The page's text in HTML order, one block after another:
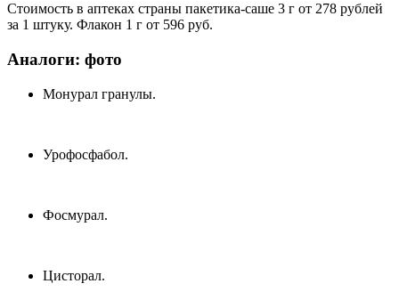
Стоимость в аптеках страны пакетика-саше 3 г от 278 рублей
за 1 штуку. Флакон 1 г от 596 руб.
Аналоги: фото
Монурал гранулы.
Урофосфабол.
Фосмурал.
Цисторал.